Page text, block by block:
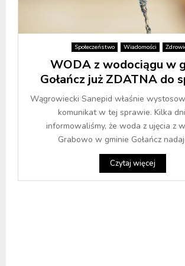
Społeczeństwo Wiadomości
WODA z wodociągu w
Gołańcz już ZDATNA do
Wągrowiecki Sanepid właśnie
komunikat w tej sprawie. Kilka
informowaliśmy, że woda z ujęcia z
Grabowo w gminie Gołańcz
Czytaj więcej